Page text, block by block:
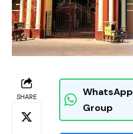
SHARE
WhatsApp
Group